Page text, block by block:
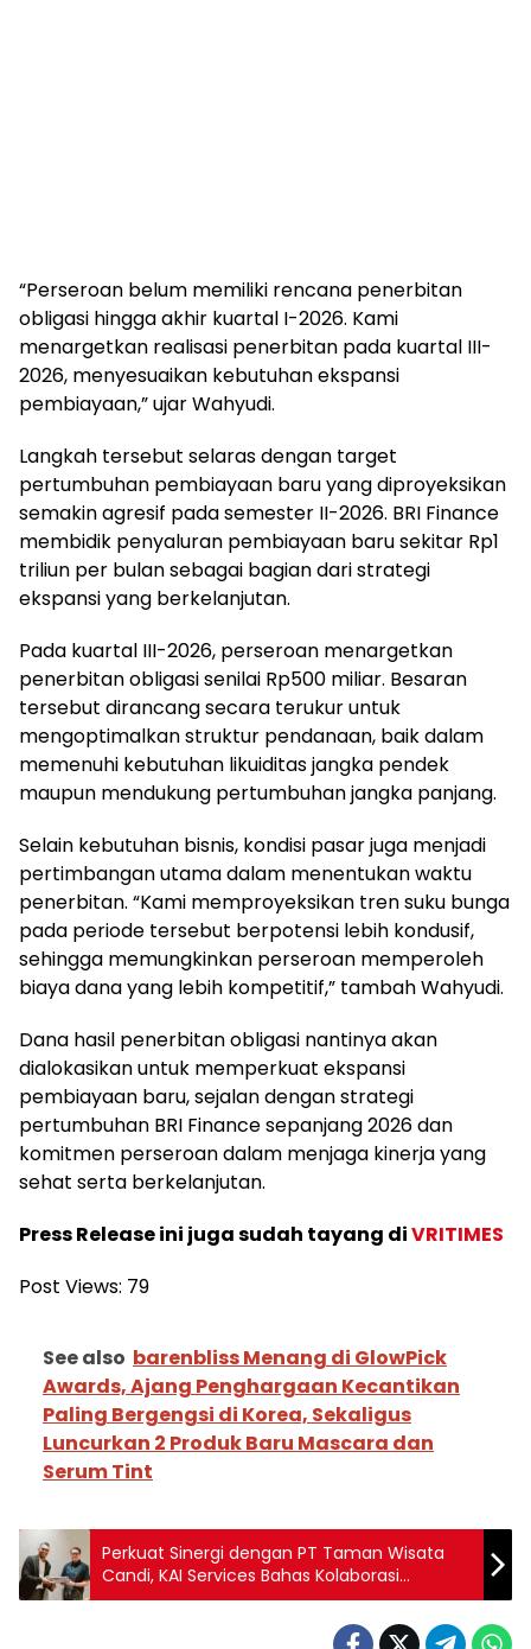
“Perseroan belum memiliki rencana penerbitan
obligasi hingga akhir kuartal I-2026. Kami
menargetkan realisasi penerbitan pada kuartal III-
2026, menyesuaikan kebutuhan ekspansi
pembiayaan,” ujar Wahyudi.
Langkah tersebut selaras dengan target
pertumbuhan pembiayaan baru yang diproyeksikan
semakin agresif pada semester II-2026. BRI Finance
membidik penyaluran pembiayaan baru sekitar Rp1
triliun per bulan sebagai bagian dari strategi
ekspansi yang berkelanjutan.
Pada kuartal III-2026, perseroan menargetkan
penerbitan obligasi senilai Rp500 miliar. Besaran
tersebut dirancang secara terukur untuk
mengoptimalkan struktur pendanaan, baik dalam
memenuhi kebutuhan likuiditas jangka pendek
maupun mendukung pertumbuhan jangka panjang.
Selain kebutuhan bisnis, kondisi pasar juga menjadi
pertimbangan utama dalam menentukan waktu
penerbitan. “Kami memproyeksikan tren suku bunga
pada periode tersebut berpotensi lebih kondusif,
sehingga memungkinkan perseroan memperoleh
biaya dana yang lebih kompetitif,” tambah Wahyudi.
Dana hasil penerbitan obligasi nantinya akan
dialokasikan untuk memperkuat ekspansi
pembiayaan baru, sejalan dengan strategi
pertumbuhan BRI Finance sepanjang 2026 dan
komitmen perseroan dalam menjaga kinerja yang
sehat serta berkelanjutan.
Press Release ini juga sudah tayang diVRITIMES
Post Views: 79
See also barenbliss Menang di GlowPick
Awards, Ajang Penghargaan Kecantikan
Paling Bergengsi di Korea, Sekaligus
Luncurkan 2 Produk Baru Mascara dan
Serum Tint
Perkuat Sinergi dengan PT Taman Wisata
Candi, KAI Services Bahas Kolaborasi
Operasional